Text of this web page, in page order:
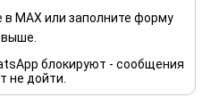
MAX или заполните форму
выше.
блокируют - сообщения
не дойти.